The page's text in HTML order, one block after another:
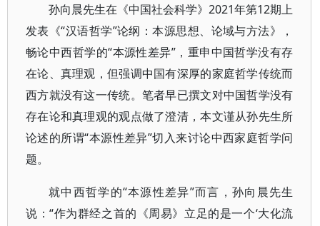
孙向晨先生在《中国社会科学》2021年第12期上
发表《“汉语哲学”论纲：本源思想、论域与方法》，
畅论中西哲学的“本源性差异”，重申中国哲学没有存
在论、真理观，但强调中国有深厚的家庭哲学传统而
西方就没有这一传统。笔者早已撰文对中国哲学没有
存在论和真理观的观点做了澄清，本文谨从孙先生所
论述的所谓“本源性差异”切入来讨论中西家庭哲学问
题。
就中西哲学的“本源性差异”而言，孙向晨先生
说：“作为群经之首的《周易》立足的是一个‘大化流